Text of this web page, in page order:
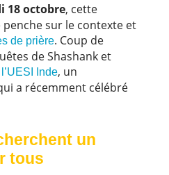
18 octobre, cette
sur le contexte et
de prière. Coup de
de Shashank et
l’UESI Inde, un
a récemment célébré
un
tous